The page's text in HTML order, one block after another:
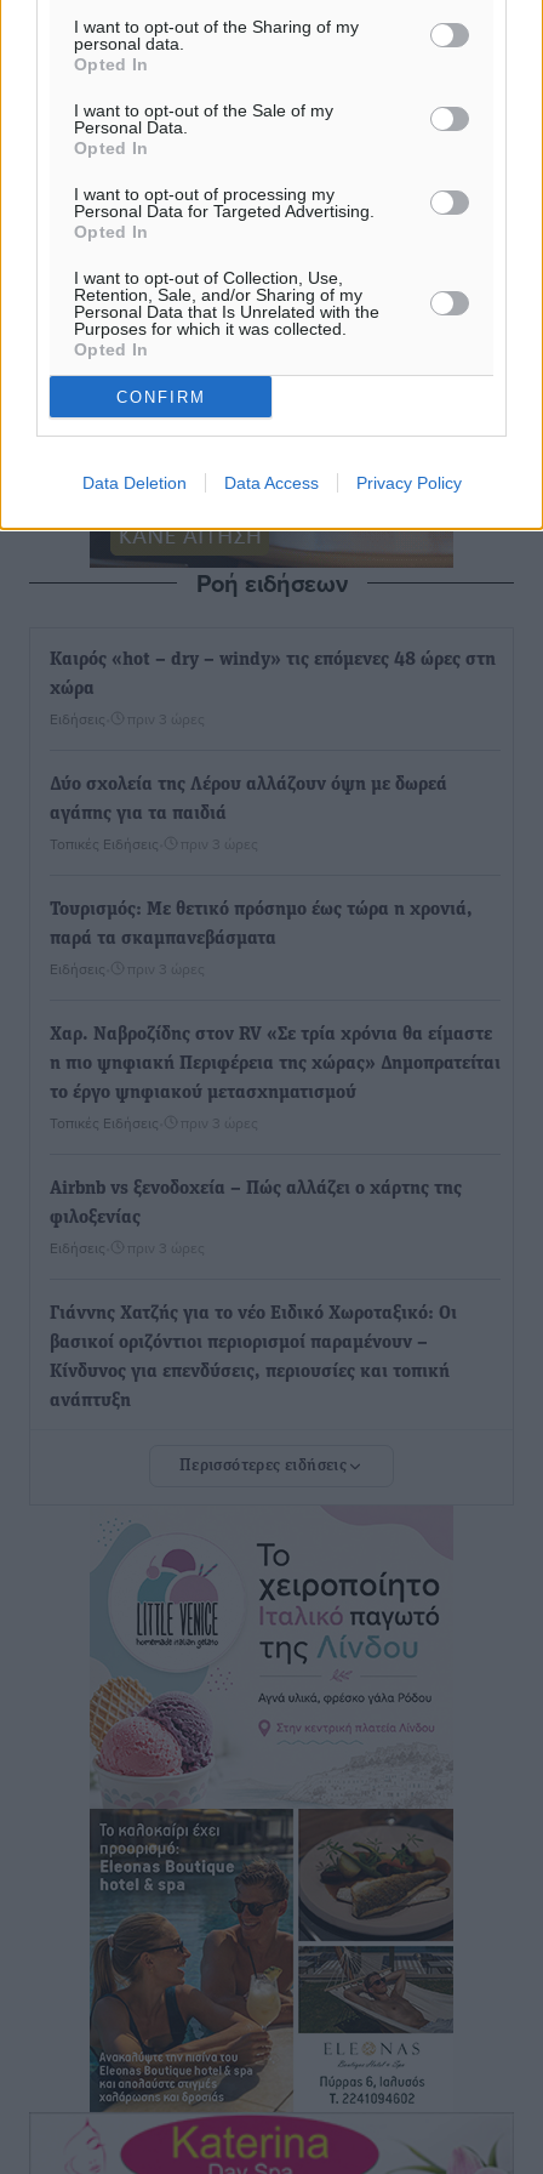
I want to opt-out of the Sharing of my
personal data.
Opted In
I want to opt-out of the Sale of my
Personal Data.
Opted In
I want to opt-out of processing my
Personal Data for Targeted Advertising.
Opted In
I want to opt-out of Collection, Use,
Retention, Sale, and/or Sharing of my
Personal Data that Is Unrelated with the
Purposes for which it was collected.
Opted In
CONFIRM
Data Deletion Data Access Privacy Policy
Ροή ειδήσεων
Καιρός «hot – dry – windy» τις επόμενες 48 ώρες στη
χώρα
Ειδήσεις πριν 3 ώρες
Δύο σχολεία της Λέρου αλλάζουν όψη με δωρεά
αγάπης για τα παιδιά
Τοπικές Ειδήσεις πριν 3 ώρες
Τουρισμός: Με θετικό πρόσημο έως τώρα η χρονιά,
παρά τα σκαμπανεβάσματα
Ειδήσεις πριν 3 ώρες
Χαρ. Ναβροζίδης στον RV «Σε τρία χρόνια θα είμαστε
η πιο ψηφιακή Περιφέρεια της χώρας» Δημοπρατείται
το έργο ψηφιακού μετασχηματισμού
Τοπικές Ειδήσεις πριν 3 ώρες
Airbnb vs ξενοδοχεία – Πώς αλλάζει ο χάρτης της
φιλοξενίας
Ειδήσεις πριν 3 ώρες
Γιάννης Χατζής για το νέο Ειδικό Χωροταξικό: Οι
βασικοί οριζόντιοι περιορισμοί παραμένουν –
Κίνδυνος για επενδύσεις, περιουσίες και τοπική
ανάπτυξη
δεν υπάρχουν περιθώρια εφησυχασμού
πριν 4 ώρες
Στον Άγιο Νικόλαο Χάλκης ανοίγει ξανά το
ανανεωμένο εκκλησιαστικό μουσείο από τη Λέσχη
Lions Χάλκης
Τοπικές Ειδήσεις• πριν 4 ώρες
Ρόδος: «Βουλιάζει» από τουρίστες – Πάνω από 1 εκατ.
επιβάτες και 55 κρουαζιερόπλοια
Τοπικές Ειδήσεις• πριν 4 ώρες
Γ’ Εθνική Κατηγορία: Οι ημερομηνίες των
αγωνιστικών της κανονικής περιόδου
• πριν 9 ώρες
Συνελήφθησαν δύο άτομα στην Κάρπαθο για άγρα
πελατών
Τοπικές Ειδήσεις• πριν 10 ώρες
Χωρίς υποχρεωτική παρουσία μικρών στη 12άδα
Περισσότερες ειδήσεις